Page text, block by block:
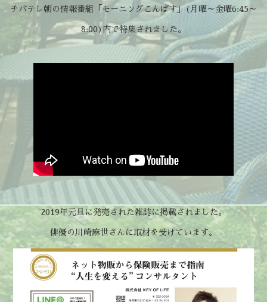
チバテレ朝の情報番組「モーニングこんぱす」(月曜～金曜6:45～
8:00)内で特集されました。
2019年元旦に発売された雑誌に掲載されました。
俳優の川崎麻世さんに取材を受けています。